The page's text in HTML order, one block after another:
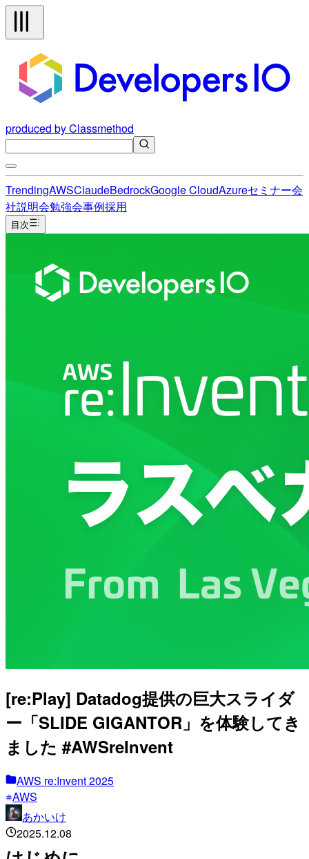
produced by Classmethod
TrendingAWSClaudeBedrockGoogle CloudAzureセミナー会
社説明会勉強会事例採用
目次
[re:Play] Datadog提供の巨大スライダ
ー「SLIDE GIGANTOR」を体験してき
ました #AWSreInvent
AWS re:Invent 2025
AWS
あかいけ
2025.12.08